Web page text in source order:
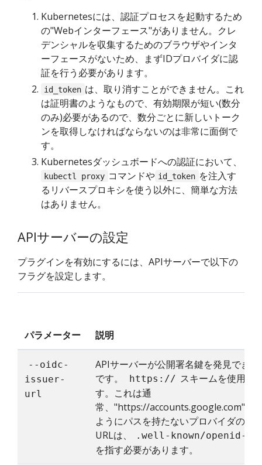
Kubernetesには、認証プロセスを起動するため
の"Webインターフェース"がありません。クレ
デンシャルを収集するためのブラウザやインタ
ーフェースがないため、まずIDプロバイダに認
証を行う必要があります。
id_token は、取り消すことができません。これ
は証明書のようなもので、有効期限が短い(数分
のみ)必要があるので、数分ごとに新しいトーク
ンを取得しなければならないのは非常に面倒で
す。
Kubernetesダッシュボードへの認証において、
kubectl proxy コマンドや id_token を注入す
るリバースプロキシを使う以外に、簡単な方法
はありません。
APIサーバーの設定
プラグインを有効にするには、APIサーバーで以下の
フラグを設定します。
パラメーター 説明
--oidc-
issuer-
url
APIサーバーが公開署名鍵を発見でき
です。
https:// スキームを使用す
す。これは通
常、"https://accounts.google.com"や
ようにパスを持たないプロバイダのデ
URLは、
.well-known/openid-
を指す必要があります。